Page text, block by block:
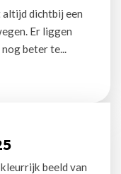
altijd dichtbij een
Er liggen
beter te...
beeld van